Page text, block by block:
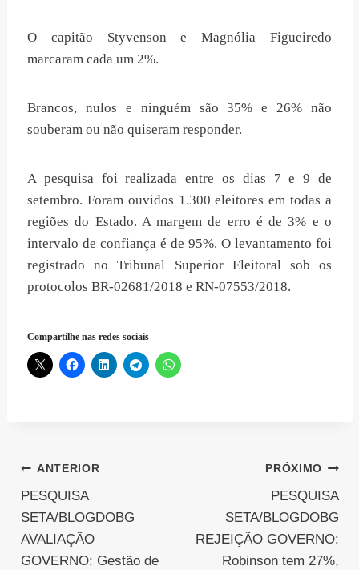
O capitão Styvenson e Magnólia Figueiredo
marcaram cada um 2%.
Brancos, nulos e ninguém são 35% e 26% não
souberam ou não quiseram responder.
A pesquisa foi realizada entre os dias 7 e 9 de
setembro. Foram ouvidos 1.300 eleitores em todas a
regiões do Estado. A margem de erro é de 3% e o
intervalo de confiança é de 95%. O levantamento foi
registrado no Tribunal Superior Eleitoral sob os
protocolos BR-02681/2018 e RN-07553/2018.
Compartilhe nas redes sociais
Navegação
de
Post
ANTERIOR
PESQUISA
SETA/BLOGDOBG
AVALIAÇÃO
GOVERNO: Gestão de
PRÓXIMO
PESQUISA
SETA/BLOGDOBG
REJEIÇÃO GOVERNO:
Robinson tem 27%,